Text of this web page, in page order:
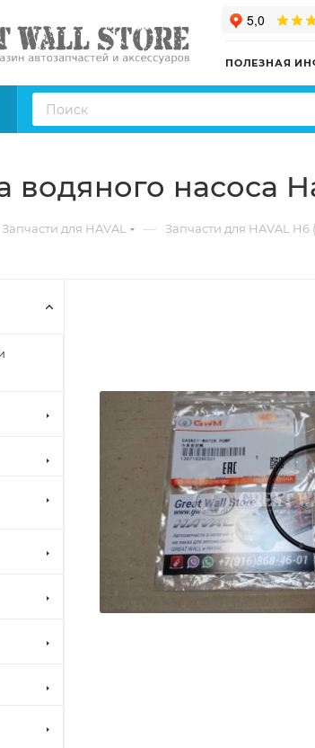
ПОЛЕЗНАЯ
водяного насоса
Запчасти для HAVAL — Запчасти для HAVAL H6